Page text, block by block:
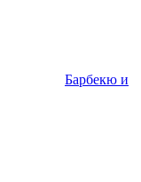
Барбекю и